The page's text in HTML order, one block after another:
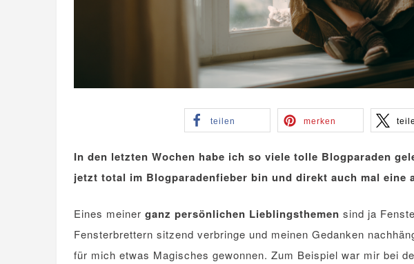
teilen merken
In den letzten Wochen habe ich so viele tolle Blogparaden
jetzt total im Blogparadenfieber bin und direkt auch mal eine
Eines meiner ganz persönlichen Lieblingsthemen sind ja
Fensterbrettern sitzend verbringe und meinen Gedanken
für mich etwas Magisches gewonnen. Zum Beispiel war mir bei